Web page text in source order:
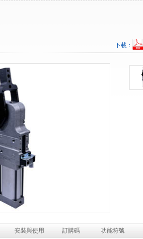
下載：
安裝與使用 訂購碼 功能符號